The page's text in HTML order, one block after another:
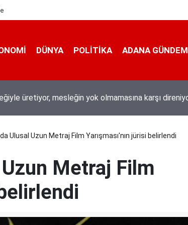
DÜNYA POLİTİKA ADANA GÜNDEM
200 derece: Adana’da işçilerin zorlu mesaisi
Ulusal Uzun Metraj Film Yarışması'nın jürisi belirlendi
Metraj Film